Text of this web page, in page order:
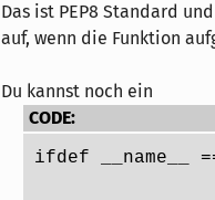
Das ist PEP8 Standard
auf, wenn die Funktion
Du kannst noch ein
CODE:
ifdef __name__